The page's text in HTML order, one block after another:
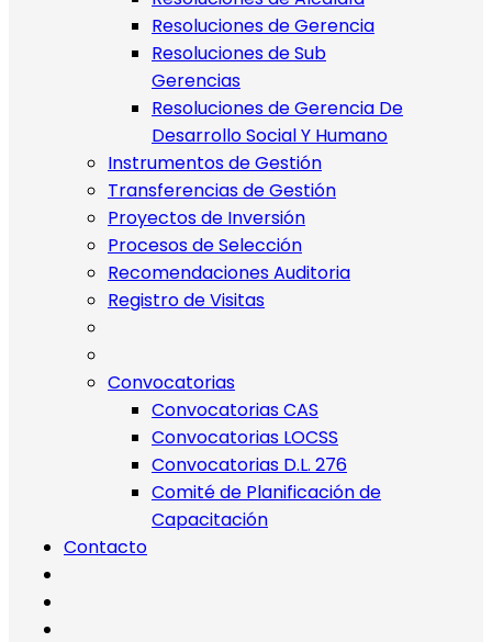
Resoluciones de Gerencia
Resoluciones de Sub
Gerencias
Resoluciones de Gerencia De
Desarrollo Social Y Humano
Instrumentos de Gestión
Transferencias de Gestión
Proyectos de Inversión
Procesos de Selección
Recomendaciones Auditoria
Registro de Visitas
Convocatorias
Convocatorias CAS
Convocatorias LOCSS
Convocatorias D.L. 276
Comité de Planificación de
Capacitación
Contacto